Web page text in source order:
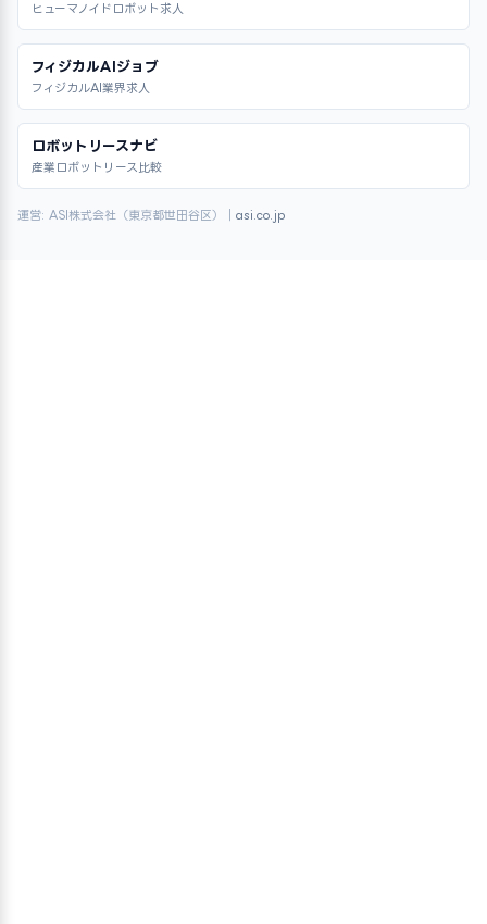
ヒューマノイドロボット求人
フィジカルAIジョブ
フィジカルAI業界求人
ロボットリースナビ
産業ロボットリース比較
運営: ASI株式会社（東京都世田谷区）｜ asi.co.jp